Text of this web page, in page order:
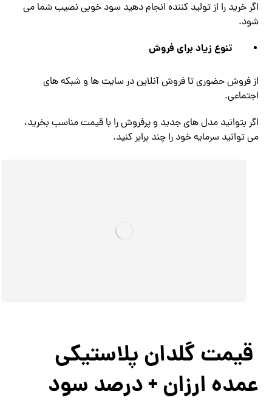
اگر خرید را از تولید کننده انجام دهید سود خوبی نصیب شما می
شود.
تنوع زیاد برای فروش
از فروش حضوری تا فروش آنلاین در سایت ها و شبکه های
اجتماعی.
اگر بتوانید مدل های جدید و پرفروش را با قیمت مناسب بخرید،
می توانید سرمایه خود را چند برابر کنید.
قیمت گلدان پلاستیکی
عمده ارزان + درصد سود